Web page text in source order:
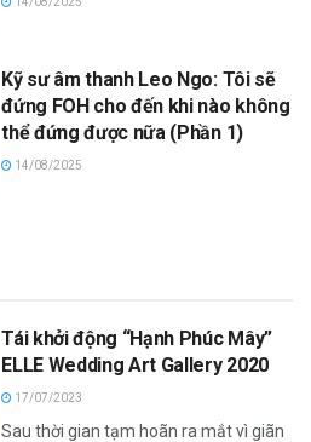
Kỹ sư âm thanh Leo Ngo: Tôi sẽ
đứng FOH cho đến khi nào không
thể đứng được nữa (Phần 1)
14/08/2025
Tái khởi động “Hạnh Phúc Mây”
ELLE Wedding Art Gallery 2020
17/07/2023
Sau thời gian tạm hoãn ra mắt vì giãn